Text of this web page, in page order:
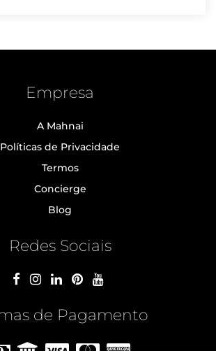
Empresa
A Mahnai
Políticas de Privacidade
Termos
Concierge
Blog
Redes Sociais
de Pagamento